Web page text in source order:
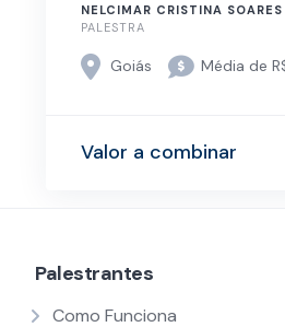
NELCIMAR CRISTINA SOARES
PALESTRA
Goiás Média de
Valor a combinar
Palestrantes
Como Funciona